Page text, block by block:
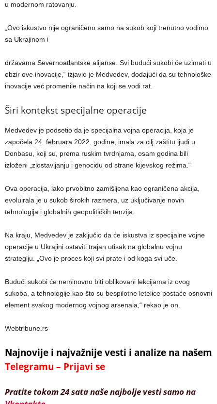
u modernom ratovanju.
„Ovo iskustvo nije ograničeno samo na sukob koji trenutno vodimo
sa Ukrajinom i
državama Severnoatlantske alijanse. Svi budući sukobi će uzimati u
obzir ove inovacije,“ izjavio je Medvedev, dodajući da su tehnološke
inovacije već promenile način na koji se vodi rat.
Širi kontekst specijalne operacije
Medvedev je podsetio da je specijalna vojna operacija, koja je
započela 24. februara 2022. godine, imala za cilj zaštitu ljudi u
Donbasu, koji su, prema ruskim tvrdnjama, osam godina bili
izloženi „zlostavljanju i genocidu od strane kijevskog režima.“
Ova operacija, iako prvobitno zamišljena kao ograničena akcija,
evoluirala je u sukob širokih razmera, uz uključivanje novih
tehnologija i globalnih geopolitičkih tenzija.
Na kraju, Medvedev je zaključio da će iskustva iz specijalne vojne
operacije u Ukrajini ostaviti trajan utisak na globalnu vojnu
strategiju. „Ovo je proces koji svi prate i od koga svi uče.
Budući sukobi će neminovno biti oblikovani lekcijama iz ovog
sukoba, a tehnologije kao što su bespilotne letelice postaće osnovni
element svakog modernog vojnog arsenala,“ rekao je on.
Webtribune.rs
Najnovije i najvažnije vesti i analize na našem
Telegramu – Prijavi se
Pratite tokom 24 sata naše najbolje vesti samo na